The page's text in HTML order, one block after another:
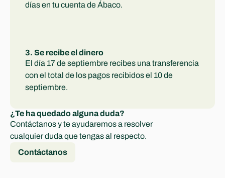
días en tu cuenta de Ábaco.
3. Se recibe el dinero
El día 17 de septiembre recibes una transferencia
con el total de los pagos recibidos el 10 de
septiembre.
¿Te ha quedado alguna duda?
Contáctanos y te ayudaremos a resolver
cualquier duda que tengas al respecto.
Contáctanos